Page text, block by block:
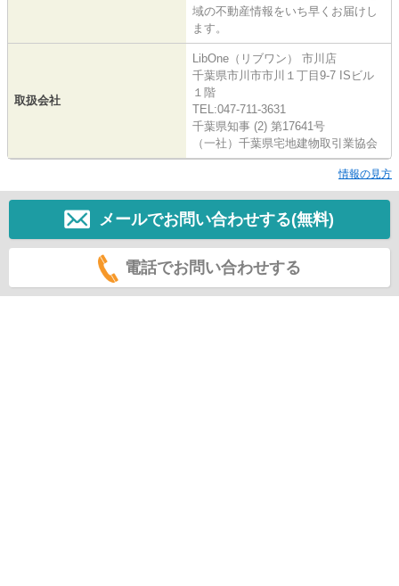
域の不動産情報をいち早くお届けし
ます。
取扱会社
LibOne（リブワン） 市川店
千葉県市川市市川１丁目9-7 ISビル
１階
TEL:047-711-3631
千葉県知事 (2) 第17641号
（一社）千葉県宅地建物取引業協会
情報の見方
メールでお問い合わせする(無料)
電話でお問い合わせする